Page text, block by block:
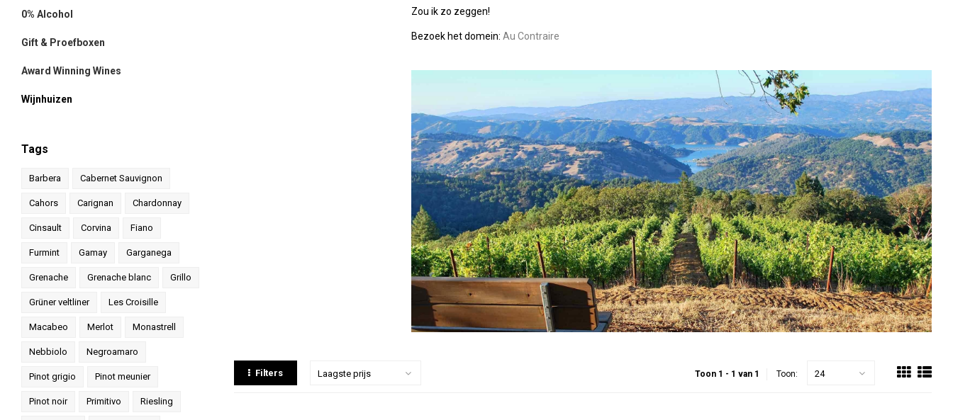
0% Alcohol
Gift & Proefboxen
Award Winning Wines
Wijnhuizen
Tags
Barbera Cabernet Sauvignon
Cahors Carignan Chardonnay
Cinsault Corvina Fiano
Furmint Gamay Garganega
Grenache Grenache blanc Grillo
Grüner veltliner Les Croisille
Macabeo Merlot Monastrell
Nebbiolo Negroamaro
Pinot grigio Pinot meunier
Pinot noir Primitivo Riesling
Zou ik zo zeggen!
Bezoek het domein: Au Contraire
Filters Laagste prijs Toon 1 - 1 van 1 Toon: 24